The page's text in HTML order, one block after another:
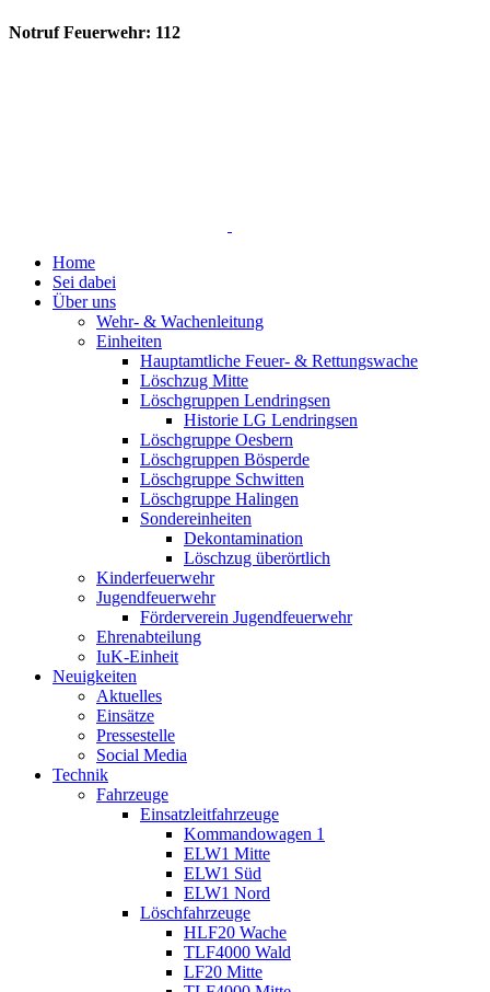
Notruf Feuerwehr: 112
Home
Sei dabei
Über uns
Wehr- & Wachenleitung
Einheiten
Hauptamtliche Feuer- & Rettungswache
Löschzug Mitte
Löschgruppen Lendringsen
Historie LG Lendringsen
Löschgruppe Oesbern
Löschgruppen Bösperde
Löschgruppe Schwitten
Löschgruppe Halingen
Sondereinheiten
Dekontamination
Löschzug überörtlich
Kinderfeuerwehr
Jugendfeuerwehr
Förderverein Jugendfeuerwehr
Ehrenabteilung
IuK-Einheit
Neuigkeiten
Aktuelles
Einsätze
Pressestelle
Social Media
Technik
Fahrzeuge
Einsatzleitfahrzeuge
Kommandowagen 1
ELW1 Mitte
ELW1 Süd
ELW1 Nord
Löschfahrzeuge
HLF20 Wache
TLF4000 Wald
LF20 Mitte